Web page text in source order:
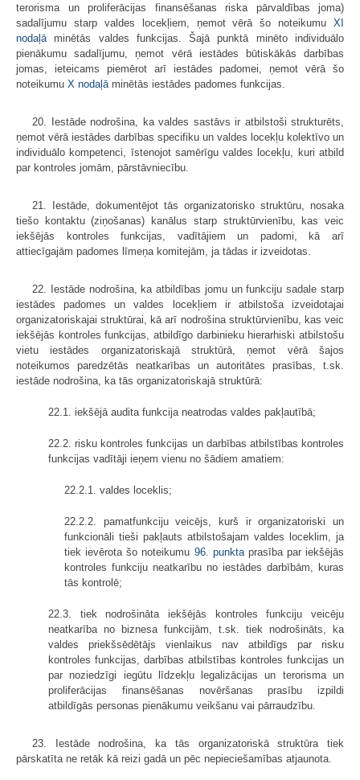
terorisma un proliferācijas finansēšanas riska pārvaldības joma)
sadalījumu starp valdes locekļiem, ņemot vērā šo noteikumu XI
nodaļā minētās valdes funkcijas. Šajā punktā minēto individuālo
pienākumu sadalījumu, ņemot vērā iestādes būtiskākās darbības
jomas, ieteicams piemērot arī iestādes padomei, ņemot vērā šo
noteikumu X nodaļā minētās iestādes padomes funkcijas.
20. Iestāde nodrošina, ka valdes sastāvs ir atbilstoši strukturēts,
ņemot vērā iestādes darbības specifiku un valdes locekļu kolektīvo un
individuālo kompetenci, īstenojot samērīgu valdes locekļu, kuri atbild
par kontroles jomām, pārstāvniecību.
21. Iestāde, dokumentējot tās organizatorisko struktūru, nosaka
tiešo kontaktu (ziņošanas) kanālus starp struktūrvienību, kas veic
iekšējās kontroles funkcijas, vadītājiem un padomi, kā arī
attiecīgajām padomes līmeņa komitejām, ja tādas ir izveidotas.
22. Iestāde nodrošina, ka atbildības jomu un funkciju sadale starp
iestādes padomes un valdes locekļiem ir atbilstoša izveidotajai
organizatoriskajai struktūrai, kā arī nodrošina struktūrvienību, kas veic
iekšējās kontroles funkcijas, atbildīgo darbinieku hierarhiski atbilstošu
vietu iestādes organizatoriskajā struktūrā, ņemot vērā šajos
noteikumos paredzētās neatkarības un autoritātes prasības, t.sk.
iestāde nodrošina, ka tās organizatoriskajā struktūrā:
22.1. iekšējā audita funkcija neatrodas valdes pakļautībā;
22.2. risku kontroles funkcijas un darbības atbilstības kontroles
funkcijas vadītāji ieņem vienu no šādiem amatiem:
22.2.1. valdes loceklis;
22.2.2. pamatfunkciju veicējs, kurš ir organizatoriski un
funkcionāli tieši pakļauts atbilstošajam valdes loceklim, ja
tiek ievērota šo noteikumu 96. punktaprasība par iekšējās
kontroles funkciju neatkarību no iestādes darbībām, kuras
tās kontrolē;
22.3. tiek nodrošināta iekšējās kontroles funkciju veicēju
neatkarība no biznesa funkcijām, t.sk. tiek nodrošināts, ka
valdes priekšsēdētājs vienlaikus nav atbildīgs par risku
kontroles funkcijas, darbības atbilstības kontroles funkcijas un
par noziedzīgi iegūtu līdzekļu legalizācijas un terorisma un
proliferācijas finansēšanas novēršanas prasību izpildi
atbildīgās personas pienākumu veikšanu vai pārraudzību.
23. Iestāde nodrošina, ka tās organizatoriskā struktūra tiek
pārskatīta ne retāk kā reizi gadā un pēc nepieciešamības atjaunota.